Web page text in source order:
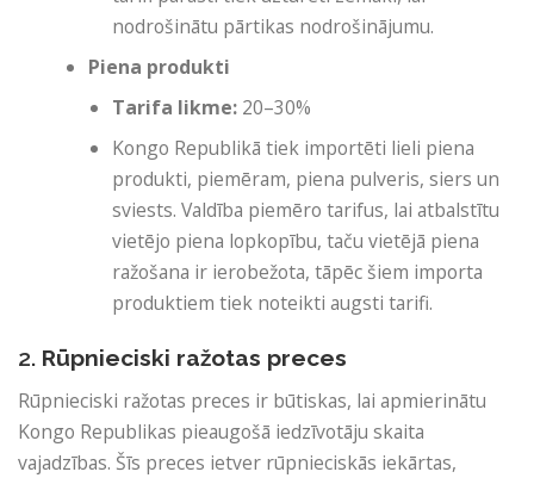
nodrošinātu pārtikas nodrošinājumu.
Piena produkti
Tarifa likme: 20–30%
Kongo Republikā tiek importēti lieli piena
produkti, piemēram, piena pulveris, siers un
sviests. Valdība piemēro tarifus, lai atbalstītu
vietējo piena lopkopību, taču vietējā piena
ražošana ir ierobežota, tāpēc šiem importa
produktiem tiek noteikti augsti tarifi.
2. Rūpnieciski ražotas preces
Rūpnieciski ražotas preces ir būtiskas, lai apmierinātu
Kongo Republikas pieaugošā iedzīvotāju skaita
vajadzības. Šīs preces ietver rūpnieciskās iekārtas,